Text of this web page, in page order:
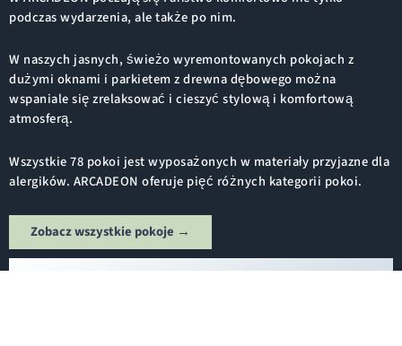
podczas wydarzenia, ale także po nim.
W naszych jasnych, świeżo wyremontowanych pokojach z
dużymi oknami i parkietem z drewna dębowego można
wspaniale się zrelaksować i cieszyć stylową i komfortową
atmosferą.
Wszystkie 78 pokoi jest wyposażonych w materiały przyjazne dla
alergików. ARCADEON oferuje pięć różnych kategorii pokoi.
Zobacz wszystkie pokoje →